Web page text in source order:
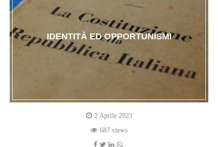
IDENTITÀ ED OPPORTUNISMI
2 Aprile 2023
687 views